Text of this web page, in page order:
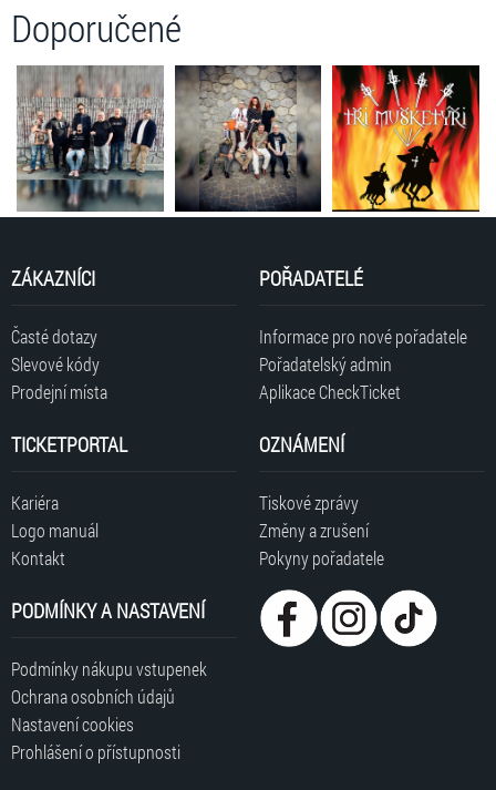
Doporučené
ZÁKAZNÍCI
Časté dotazy
Slevové kódy
Prodejní místa
POŘADATELÉ
Informace pro nové pořadatele
Pořadatelský admin
Aplikace CheckTicket
TICKETPORTAL
Kariéra
Logo manuál
Kontakt
OZNÁMENÍ
Tiskové zprávy
Změny a zrušení
Pokyny pořadatele
PODMÍNKY A NASTAVENÍ
Podmínky nákupu vstupenek
Ochrana osobních údajů
Nastavení cookies
Prohlášení o přístupnosti